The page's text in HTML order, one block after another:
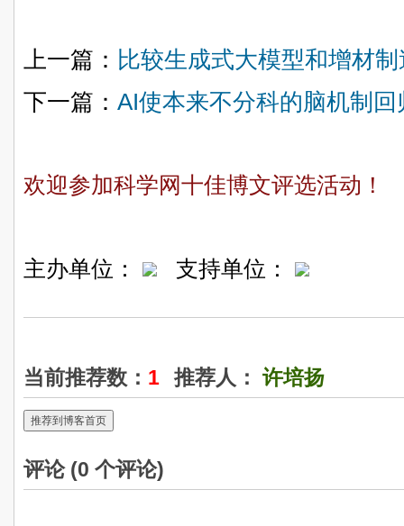
上一篇： 比较生成式大模型和增材
下一篇： AI使本来不分科的脑机制
欢迎参加科学网十佳博文评选活动！
主办单位： 支持单位：
当前推荐数： 1 推荐人： 许培扬
推荐到博客首页
评论 (0 个评论)